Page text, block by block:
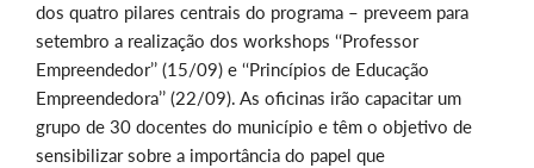
dos quatro pilares centrais do programa – preveem para
setembro a realização dos workshops ‘‘Professor
Empreendedor’’ (15/09) e ‘‘Princípios de Educação
Empreendedora’’ (22/09). As oficinas irão capacitar um
grupo de 30 docentes do município e têm o objetivo de
sensibilizar sobre a importância do papel que